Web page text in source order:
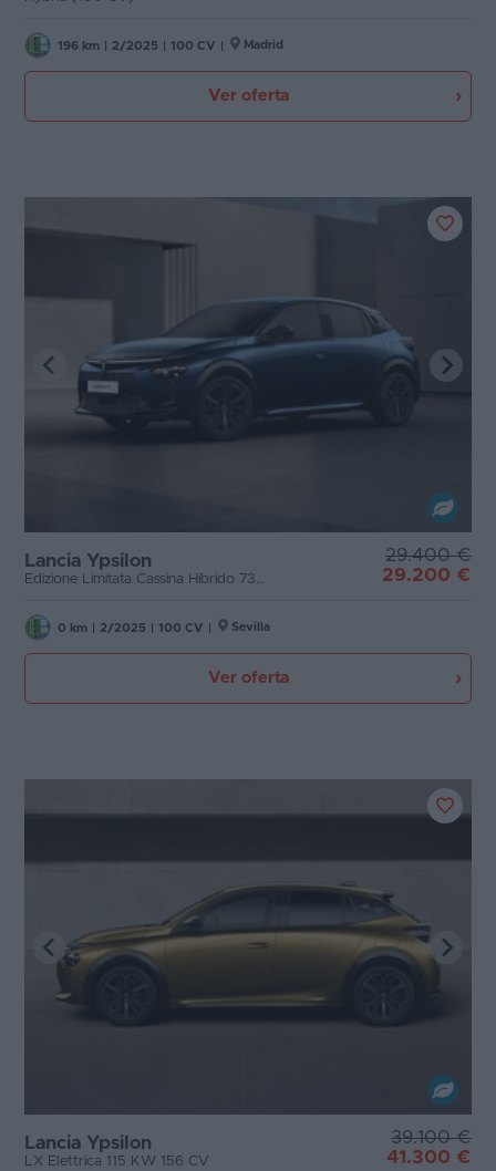
196 km 2/2025 100 CV Madrid
Ver oferta
Lancia Ypsilon
Edizione Limitata Cassina Híbrido 73KW 100CV
29.400 €
29.200 €
0 km 2/2025 100 CV Sevilla
Ver oferta
Lancia Ypsilon
LX Elettrica 115 KW 156 CV
39.100 €
41.300 €